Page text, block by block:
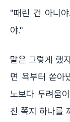
"때린 건 아니
야."
말은 그렇게 했
면 욕부터 쏟아
노보다 두려움
진 쪽지 하나를